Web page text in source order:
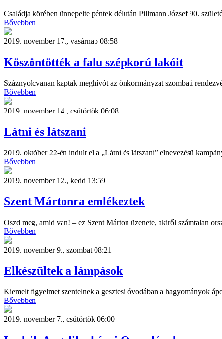
Családja körében ünnepelte péntek délután Pillmann József 90.
Bővebben
2019. november 17., vasárnap 08:58
Köszöntötték a falu szépkorú lakóit
Száznyolcvanan kaptak meghívót az önkormányzat szombati
Bővebben
2019. november 14., csütörtök 06:08
Látni és látszani
2019. október 22-én indult el a „Látni és látszani” elnevezésű
Bővebben
2019. november 12., kedd 13:59
Szent Mártonra emlékeztek
Oszd meg, amid van! – ez Szent Márton üzenete, akiről számtalan
Bővebben
2019. november 9., szombat 08:21
Elkészültek a lámpások
Kiemelt figyelmet szentelnek a gesztesi óvodában a hagyományok
Bővebben
2019. november 7., csütörtök 06:00